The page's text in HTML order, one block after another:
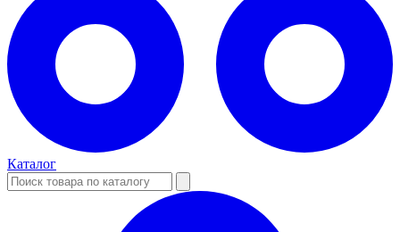
Каталог